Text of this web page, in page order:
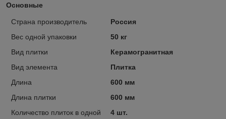
Основные
Страна производитель
Россия
Вес одной упаковки
50 кг
Вид плитки
Керамогранитная
Вид элемента
Плитка
Длина
600 мм
Длина плитки
600 мм
Количество плиток в одной
4 шт.